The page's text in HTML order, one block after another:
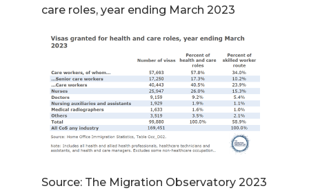
care roles, year ending March 2023
Source: The Migration Observatory 2023